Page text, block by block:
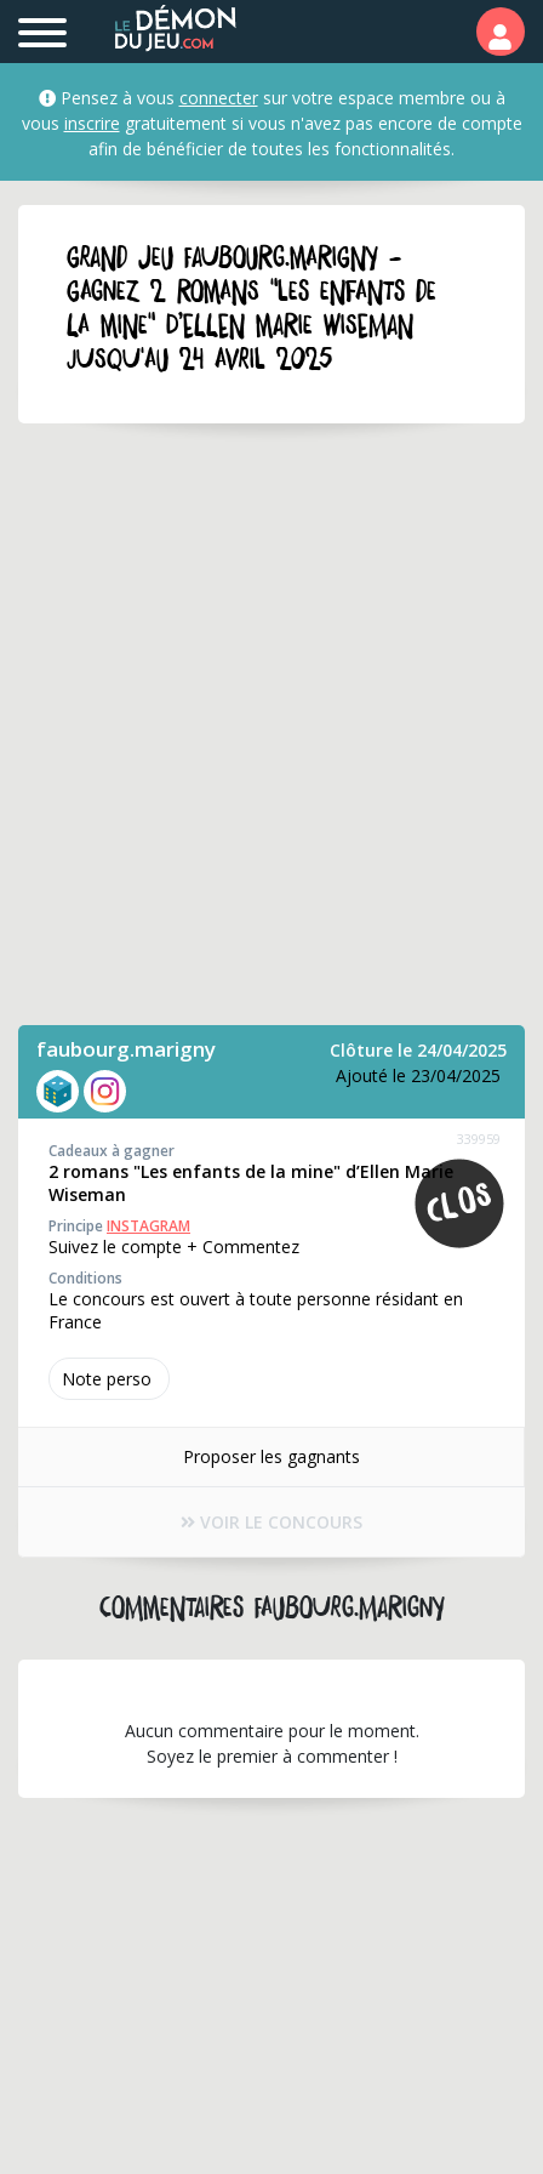
Pensez à vous connectersur votre espace membre ou à
vous inscrire gratuitement si vous n'avez pas encore de compte
afin de bénéficier de toutes les fonctionnalités.
GRAND JEU faubourg.marigny -
Gagnez 2 romans "Les enfants de
la mine" d’Ellen Marie Wiseman
jusqu'au 24 avril 2025
faubourg.marigny
Clôture le 24/04/2025
Ajouté le 23/04/2025
Note perso
339959
Cadeaux à gagner
2 romans "Les enfants de la mine" d’Ellen Marie
Wiseman
PrincipeINSTAGRAM
Suivez le compte + Commentez
Conditions
Le concours est ouvert à toute personne résidant en
France
Proposer les gagnants
VOIR LE CONCOURS
Commentaires faubourg.marigny
Aucun commentaire pour le moment.
Soyez le premier à commenter !